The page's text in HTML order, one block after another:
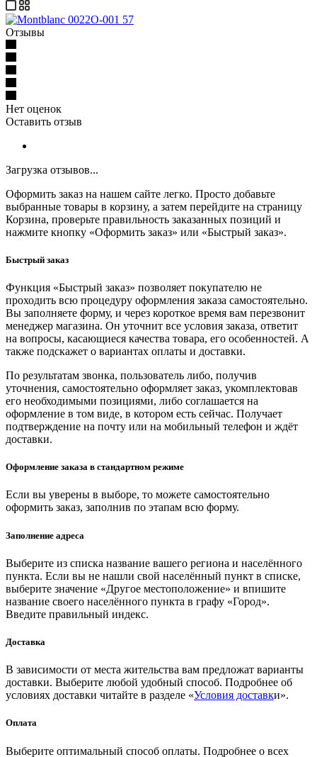
Отзывы
Нет оценок
Оставить отзыв
Загрузка отзывов...
Оформить заказ на нашем сайте легко. Просто добавьте
выбранные товары в корзину, а затем перейдите на страницу
Корзина, проверьте правильность заказанных позиций и
нажмите кнопку «Оформить заказ» или «Быстрый заказ».
Быстрый заказ
Функция «Быстрый заказ» позволяет покупателю не
проходить всю процедуру оформления заказа самостоятельно.
Вы заполняете форму, и через короткое время вам перезвонит
менеджер магазина. Он уточнит все условия заказа, ответит
на вопросы, касающиеся качества товара, его особенностей. А
также подскажет о вариантах оплаты и доставки.
По результатам звонка, пользователь либо, получив
уточнения, самостоятельно оформляет заказ, укомплектовав
его необходимыми позициями, либо соглашается на
оформление в том виде, в котором есть сейчас. Получает
подтверждение на почту или на мобильный телефон и ждёт
доставки.
Оформление заказа в стандартном режиме
Если вы уверены в выборе, то можете самостоятельно
оформить заказ, заполнив по этапам всю форму.
Заполнение адреса
Выберите из списка название вашего региона и населённого
пункта. Если вы не нашли свой населённый пункт в списке,
выберите значение «Другое местоположение» и впишите
название своего населённого пункта в графу «Город».
Введите правильный индекс.
Доставка
В зависимости от места жительства вам предложат варианты
доставки. Выберите любой удобный способ. Подробнее об
условиях доставки читайте в разделе «Условия доставки».
Оплата
Выберите оптимальный способ оплаты. Подробнее о всех